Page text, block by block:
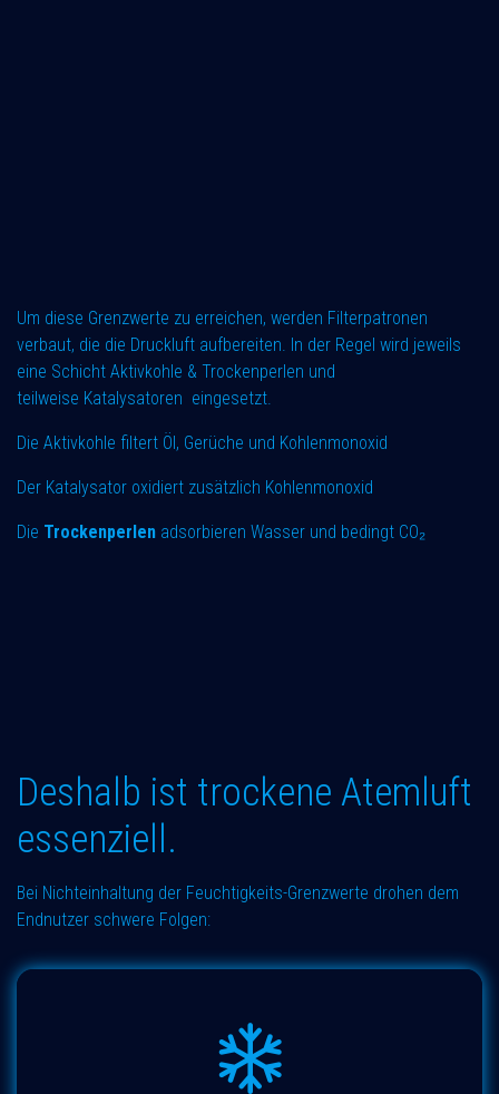
Um diese Grenzwerte zu erreichen, werden Filterpatronen
verbaut, die die Druckluft aufbereiten. In der Regel wird jeweils
eine Schicht Aktivkohle & Trockenperlen und
teilweise Katalysatoren eingesetzt.
Die Aktivkohle filtert Öl, Gerüche und Kohlenmonoxid
Der Katalysator oxidiert zusätzlich Kohlenmonoxid
Die Trockenperlen adsorbieren Wasser und bedingt CO₂
Deshalb ist trockene Atemluft
essenziell.
Bei Nichteinhaltung der Feuchtigkeits-Grenzwerte drohen dem
Endnutzer schwere Folgen: